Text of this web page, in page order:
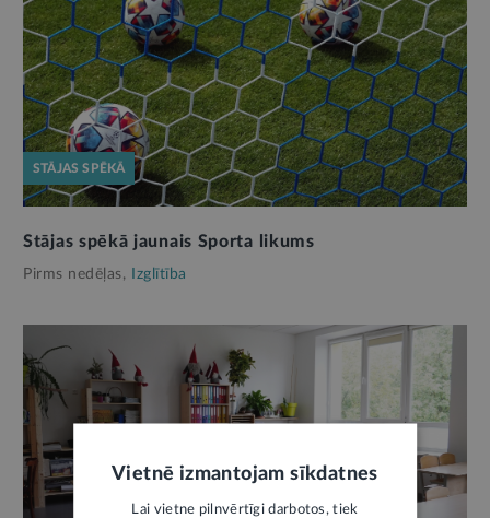
STĀJAS SPĒKĀ
Stājas spēkā jaunais Sporta likums
Pirms nedēļas, Izglītība
Vietnē izmantojam sīkdatnes
Lai vietne pilnvērtīgi darbotos, tiek